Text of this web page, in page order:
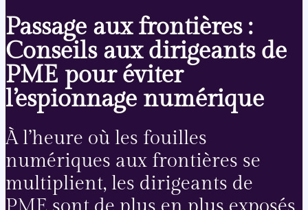
Passage aux frontières :
Conseils aux dirigeants de
PME pour éviter
l’espionnage numérique
À l’heure où les fouilles
numériques aux frontières se
multiplient, les dirigeants de